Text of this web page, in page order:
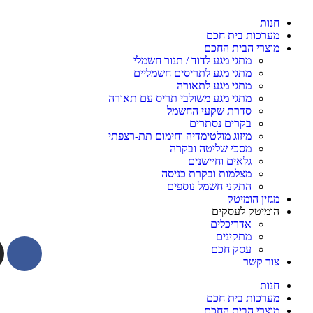
חנות
מערכות בית חכם
מוצרי הבית החכם
מתגי מגע לדוד / תנור חשמלי
מתגי מגע לתריסים חשמליים
מתגי מגע לתאורה
מתגי מגע משולבי תריס עם תאורה
סדרת שקעי החשמל
בקרים נסתרים
מיזוג מולטימדיה וחימום תת-רצפתי
מסכי שליטה ובקרה
גלאים וחיישנים
מצלמות ובקרת כניסה
התקני חשמל נוספים
מגזין הומיטק
הומיטק לעסקים
אדריכלים
מתקינים
עסק חכם
צור קשר
חנות
מערכות בית חכם
מוצרי הבית החכם